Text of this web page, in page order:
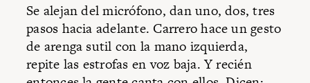
Se alejan del micrófono, dan uno, dos, tres
pasos hacia adelante. Carrero hace un gesto
de arenga sutil con la mano izquierda,
repite las estrofas en voz baja. Y recién